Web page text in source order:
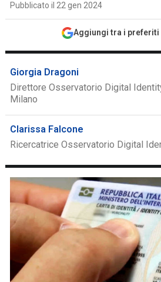
Pubblicato il 22 gen 2024
Aggiungi tra i preferiti
Giorgia Dragoni
Direttore Osservatorio Digital
Milano
Clarissa Falcone
Ricercatrice Osservatorio Digital